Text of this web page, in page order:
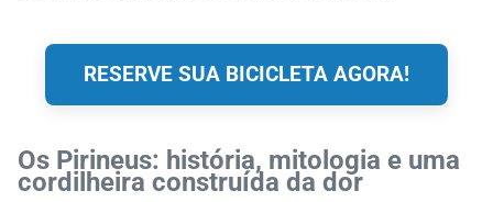
RESERVE SUA BICICLETA AGORA!
Os Pirineus: história, mitologia e uma
cordilheira construída da dor